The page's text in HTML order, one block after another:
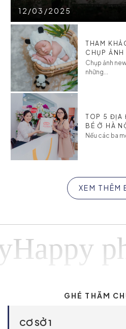
12/03/2025
THAM
CHỤP
CHO BÉ
Chụp ảnh
những...
TOP 5 ĐỊA
BÉ Ở HÀ
Nếu các ba
XEM THÊM
GHÉ THĂM
CƠ SỞ 1